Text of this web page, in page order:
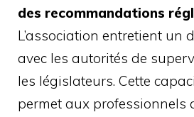
des recommandations
L’association entretient un
avec les autorités de
les législateurs. Cette
permet aux professionnels